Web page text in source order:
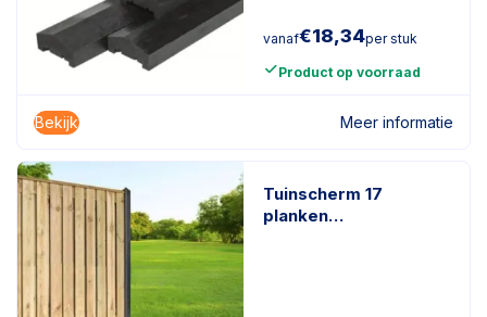
vanaf€18,34per stuk
Product op voorraad
Bekijk Meer informatie
Tuinscherm 17
planken